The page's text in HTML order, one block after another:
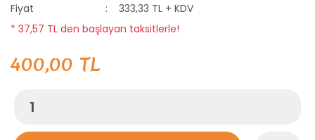
Fiyat
333,33 TL + KDV
* 37,57 TL den başlayan taksitlerle!
400,00 TL